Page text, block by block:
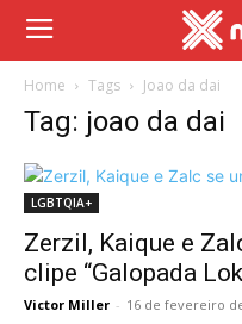
Home Tags Joao da dai
Tag: joao da dai
LGBTQIA+
Zerzil, Kaique e
clipe “Galopada
Victor Miller - 16 de fevereiro